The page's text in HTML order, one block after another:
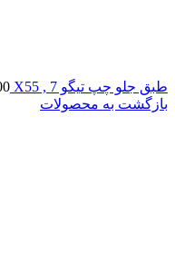
طبق جلو چپ تیگو 7 , X55
بازگشت به محصولات